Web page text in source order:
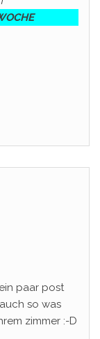
paar post
so was
zimmer :-D